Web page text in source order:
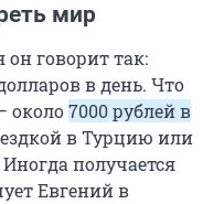
мир
говорит так:
в день. Что
около7000 рублей в
в Турцию или
получается
Евгений в